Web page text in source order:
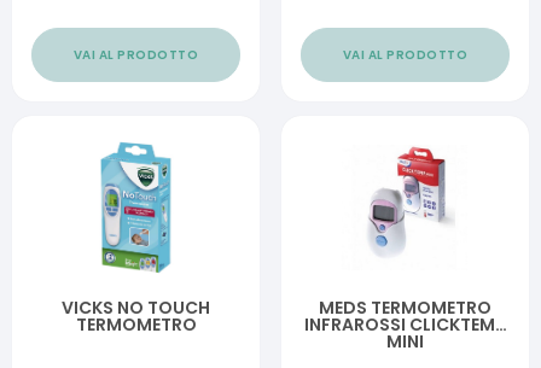
VAI AL PRODOTTO VAI AL PRODOTTO
VICKS NO TOUCH
TERMOMETRO
MEDS TERMOMETRO
INFRAROSSI CLICKTEMP
MINI